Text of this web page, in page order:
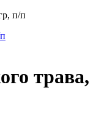
п/п
трава,